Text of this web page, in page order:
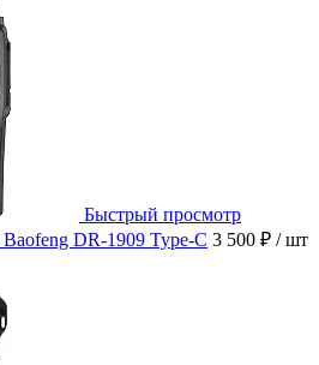
Быстрый просмотр
DR-1909 Type-C 3 500 ₽ / шт